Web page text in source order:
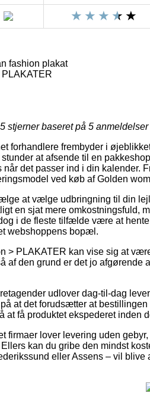
fashion plakat
PLAKATER
stjerner baseret på 5 anmeldelser
forhandlere frembyder i
at afsende til en
det passer ind i din kalender.
ved køb af Golden
at vælge udbringning til din
en sjat mere omkostningsfuld,
i de fleste tilfælde være at
webshoppens bopæl.
> PLAKATER kan vise sig at
af den grund er det jo afgørende
udlover dag-til-dag
at det forudsætter at
at få produktet ekspederet inden
firmaer lover levering uden
kan du gribe den mindst
eller Assens – vil blive